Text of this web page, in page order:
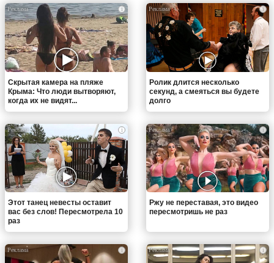
i
Скрытая камера на пляже
Крыма: Что люди вытворяют,
когда их не видят...
i
Ролик длится несколько
секунд, а смеяться вы будете
долго
i
Этот танец невесты оставит
вас без слов! Пересмотрела 10
раз
i
Ржу не переставая, это видео
пересмотришь не раз
i i